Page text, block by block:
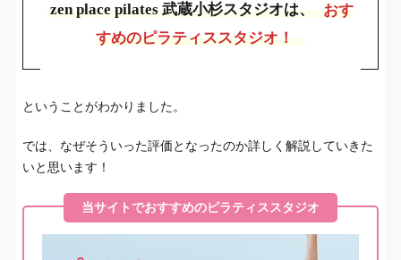
zen place pilates 武蔵小杉スタジオは、
おす
すめのピラティススタジオ！
ということがわかりました。
では、なぜそういった評価となったのか詳しく解説していきた
いと思います！
当サイトでおすすめのピラティススタジオ